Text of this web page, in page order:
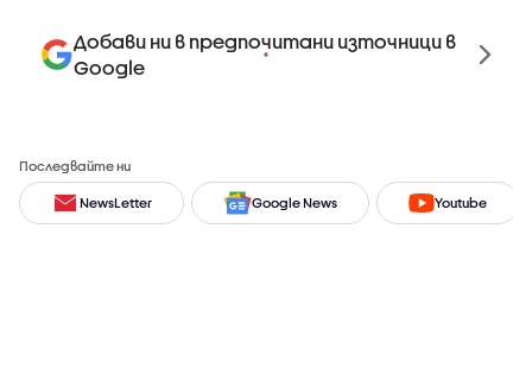
Добави ни в предпочитани източници в
Google
Последвайте ни
NewsLetter Google News Youtube